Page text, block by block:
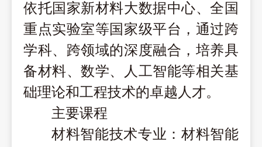
依托国家新材料大数据中心、全国
重点实验室等国家级平台， 通过跨
学科、跨领域的深度融合，培养具
备材料、数学、人工智能等相关基
础理论和工程技术的卓越人才。
主要课程
材料智能技术专业： 材料智能